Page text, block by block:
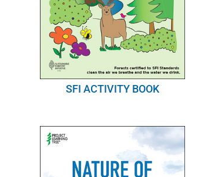
SFI ACTIVITY BOOK